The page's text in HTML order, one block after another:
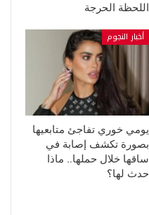
اللحظة الحرجة
أخبار النجوم
يومي خوري تفاجئ متابعيها
بصورة تكشف إصابة في
ساقها خلال حملها.. ماذا
حدث لها؟